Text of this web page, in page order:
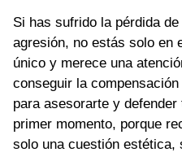
Si has sufrido la pérdida
agresión, no estás solo en
único y merece una
conseguir la
para asesorarte y defender
primer momento, porque
solo una cuestión estética,